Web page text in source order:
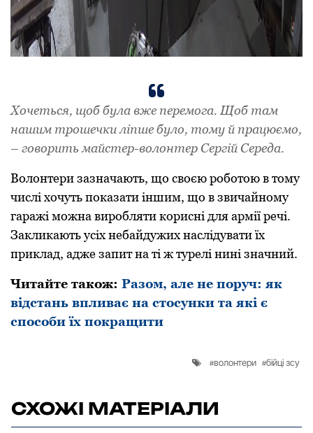
Хочеться, щоб була вже перемога. Щоб там
нашим трошечки ліпше було, тому й працюємо,
– говорить майстер-волонтер Сергій Середа.
Волонтери зазначають, що своєю роботою в тому
числі хочуть показати іншим, що в звичайному
гаражі можна виробляти корисні для армії речі.
Закликають усіх небайдужих наслідувати їх
приклад, адже запит на ті ж турелі нині значний.
Читайте також: Разом, але не поруч: як
відстань впливає на стосунки та які є
способи їх покращити
волонтери бійці зсу
СХОЖІ МАТЕРІАЛИ